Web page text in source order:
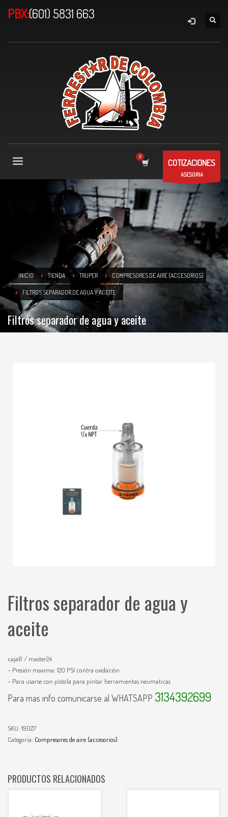
PBX:(601) 5831 663
COTIZACIONES
ASESORIA
INICIO TIENDA TRUPER COMPRESORES DE AIRE (ACCESORIOS)
FILTROS SEPARADOR DE AGUA Y ACEITE
Filtros separador de agua y aceite
Filtros separador de agua y
aceite
caja6 / master24
– Presión maxima: 120 PSI contra oxidación
– Para usarse con pistola para pintar herramientas neumaticas
Para mas info comunicarse al WHATSAPP 3134392699
SKU: 19027
Categoría: Compresores de aire (accesorios)
PRODUCTOS RELACIONADOS